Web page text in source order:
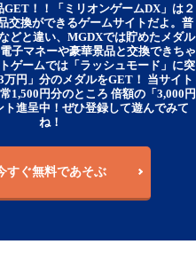
GET！！「ミリオンゲームDX」は２
交換ができるゲームサイトだよ。普
どと違い、MGDXでは貯めたメダル
子マネーや豪華景品と交換できちゃ
ゲームでは「ラッシュモード」に突
万円」分のメダルをGET！ 当サイト
1,500円分のところ 倍額の「3,000円
ト進呈中！ぜひ登録して遊んでみて
ね！
すぐ無料であそぶ